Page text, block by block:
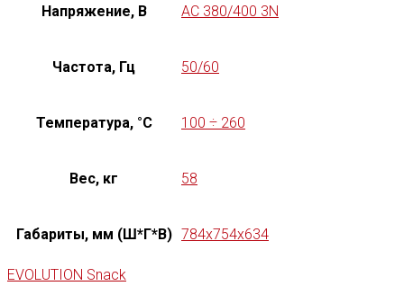
Напряжение, В AC 380/400 3N
Частота, Гц 50/60
Температура, °C 100 ÷ 260
Вес, кг 58
Габариты, мм (Ш*Г*В) 784x754x634
EVOLUTION Snack